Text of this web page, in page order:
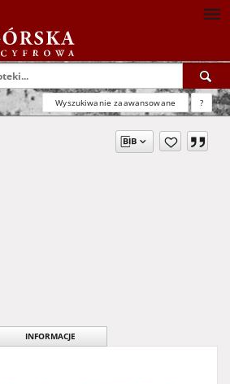
Wyszukiwanie zaawansowane ?
INFORMACJE